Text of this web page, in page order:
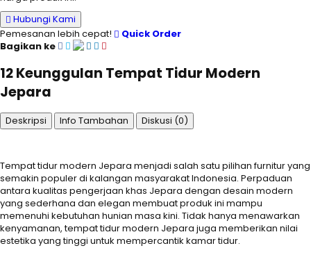
Hubungi Kami
Pemesanan lebih cepat!
Quick Order
Bagikan ke
12 Keunggulan Tempat Tidur Modern
Jepara
Deskripsi Info Tambahan Diskusi (0)
Tempat tidur modern Jepara menjadi salah satu pilihan furnitur yang
semakin populer di kalangan masyarakat Indonesia. Perpaduan
antara kualitas pengerjaan khas Jepara dengan desain modern
yang sederhana dan elegan membuat produk ini mampu
memenuhi kebutuhan hunian masa kini. Tidak hanya menawarkan
kenyamanan, tempat tidur modern Jepara juga memberikan nilai
estetika yang tinggi untuk mempercantik kamar tidur.